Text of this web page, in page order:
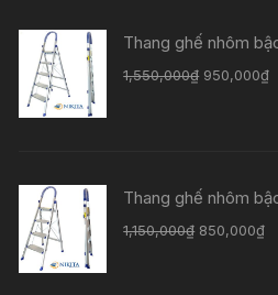
Thang ghế nhôm
1,550,000₫ 950,000₫
Thang ghế nhôm
1,150,000₫ 850,000₫